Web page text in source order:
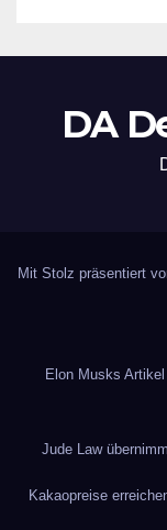
DA
Mit Stolz präsentiert
Elon Musks
Jude Law
Kakaopreise